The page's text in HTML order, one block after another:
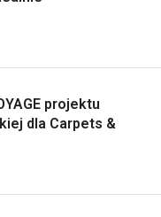
projektu
dla Carpets &